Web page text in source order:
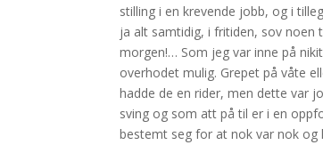
stilling i en krevende jobb, og i
ja alt samtidig, i fritiden, sov noen
morgen!… Som jeg var inne på
overhodet mulig. Grepet på våte
hadde de en rider, men dette var
sving og som att på til er i en
bestemt seg for at nok var nok og